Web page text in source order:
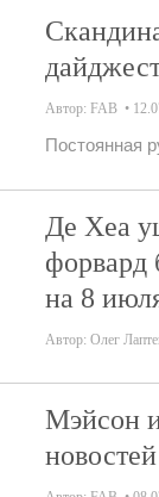
Автор: FAB
Постоянная
Де Хеа
форвард
на 8
Автор: Олег
Мэйсон